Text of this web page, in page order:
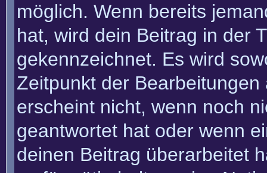
möglich. Wenn bereits
hat, wird dein Beitrag in der
gekennzeichnet. Es wird
Zeitpunkt der
erscheint nicht, wenn noch
geantwortet hat oder wenn
deinen Beitrag überarbeitet